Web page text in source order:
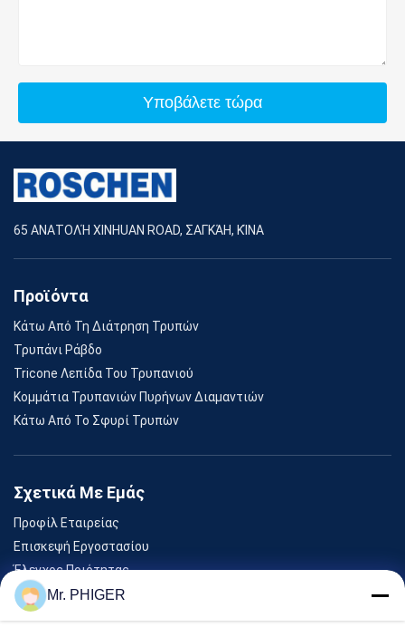
Υποβάλετε τώρα
65 ΑΝΑΤΟΛΉ XINHUAN ROAD, ΣΑΓΚΆΗ, ΚΊΝΑ
Προϊόντα
Κάτω Από Τη Διάτρηση Τρυπών
Τρυπάνι Ράβδο
Tricone Λεπίδα Του Τρυπανιού
Κομμάτια Τρυπανιών Πυρήνων Διαμαντιών
Κάτω Από Το Σφυρί Τρυπών
Σχετικά Με Εμάς
Προφίλ Εταιρείας
Επισκεψή Εργοστασίου
Έλεγχος Ποιότητας
SitemapMr. PHIGER